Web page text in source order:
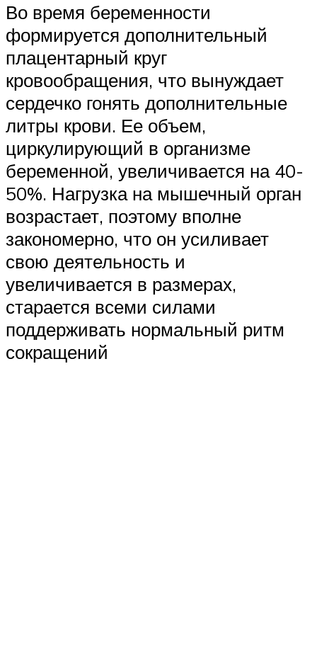
Во время беременности
формируется дополнительный
плацентарный круг
кровообращения, что вынуждает
сердечко гонять дополнительные
литры крови. Ее объем,
циркулирующий в организме
беременной, увеличивается на 40-
50%. Нагрузка на мышечный орган
возрастает, поэтому вполне
закономерно, что он усиливает
свою деятельность и
увеличивается в размерах,
старается всеми силами
поддерживать нормальный ритм
сокращений